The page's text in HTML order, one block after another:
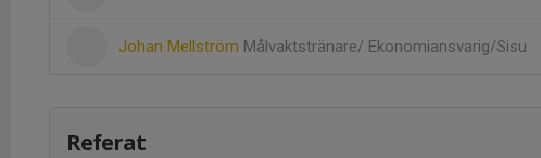
Johan Mellström Målvaktstränare/ Ekonomiansvarig/Sisu
Referat